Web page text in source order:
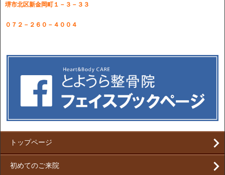
堺市北区新金岡町１－３－３３
０７２－２６０－４００４
トップページ
初めてのご来院